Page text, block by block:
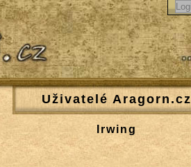
Uživatelé Aragorn.cz
Irwing